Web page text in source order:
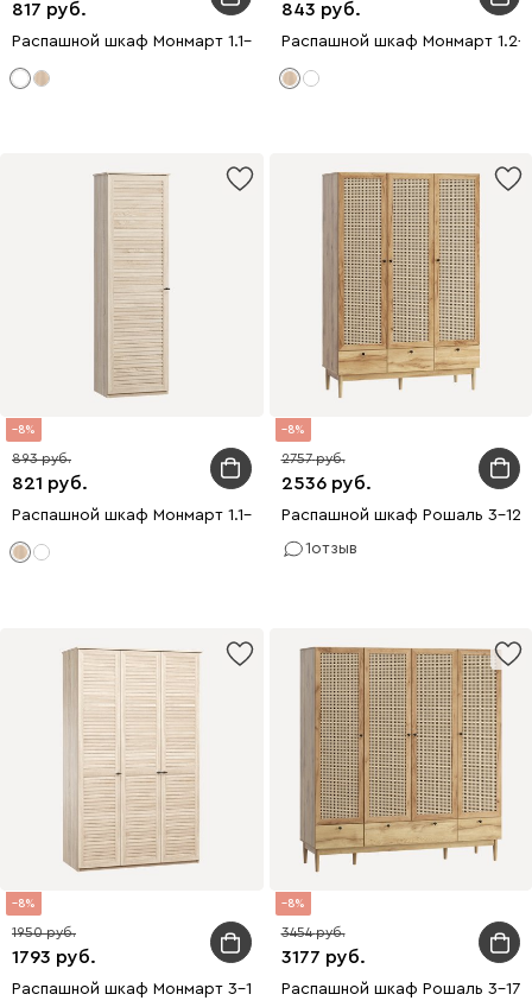
817
Распашной шкаф Монмарт 1.1-60x200 Белый
843
Распашной шкаф Монмарт
8
821
893
Распашной шкаф Монмарт 1.1-60x200 Дуб Сонома
8
2536
2757
Распашной шкаф Рошаль 3-
1отзыв
8
1793
1950
Распашной шкаф Монмарт 3-120x220 Дуб Сонома
8
3177
3454
Распашной шкаф Рошаль 3-